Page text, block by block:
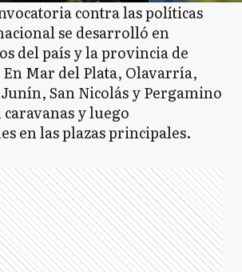
contra las políticas
se desarrolló en
del país y la provincia de
Mar del Plata, Olavarría,
San Nicolás y Pergamino
y luego
en las plazas principales.